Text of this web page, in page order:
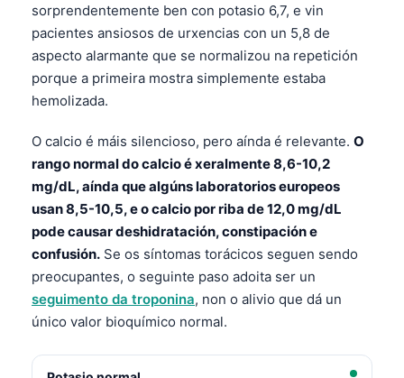
sorprendentemente ben con potasio 6,7, e vin
pacientes ansiosos de urxencias con un 5,8 de
aspecto alarmante que se normalizou na repetición
porque a primeira mostra simplemente estaba
hemolizada.
O calcio é máis silencioso, pero aínda é relevante. O
rango normal do calcio é xeralmente 8,6-10,2
mg/dL, aínda que algúns laboratorios europeos
usan 8,5-10,5, e o calcio por riba de 12,0 mg/dL
pode causar deshidratación, constipación e
confusión. Se os síntomas torácicos seguen sendo
preocupantes, o seguinte paso adoita ser un
seguimento da troponina, non o alivio que dá un
único valor bioquímico normal.